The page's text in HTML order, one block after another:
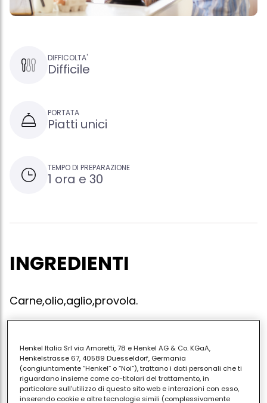
DIFFICOLTA'
Difficile
PORTATA
Piatti unici
TEMPO DI PREPARAZIONE
1 ora e 30
INGREDIENTI
Carne,olio,aglio,provola.
In una larga padella mettere l'olio con l'aglio,fare
imbiondire e poi togliere l'aglio.aggiungere la carne
che sarà stata tagliata fine e poi a listarelle.cuocere
poco ,salare.aggiungere la provola
Henkel Italia Srl via Amoretti, 78 e Henkel AG & Co. KGaA,
Henkelstrasse 67, 40589 Duesseldorf, Germania
(congiuntamente “Henkel” o “Noi”), trattano i dati personali che ti
riguardano insieme come co-titolari del trattamento, in
particolare sull'utilizzo di questo sito web e interazioni con esso,
inserendo cookie e altre tecnologie simili (complessivamente